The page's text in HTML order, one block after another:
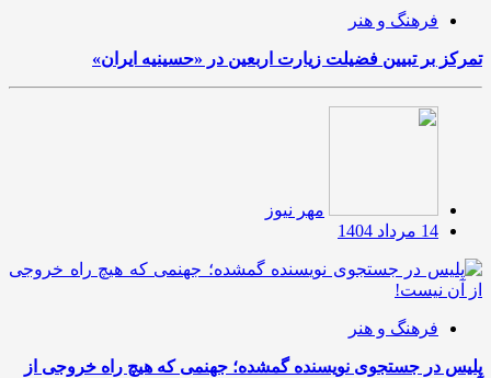
فرهنگ و هنر
تمرکز بر تبیین فضیلت زیارت اربعین در «حسینیه ایران»
مهر نیوز
14 مرداد 1404
فرهنگ و هنر
پلیس در جستجوی نویسنده گمشده؛ جهنمی که هیچ راه خروجی از